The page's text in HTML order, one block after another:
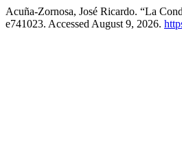
Acuña-Zornosa, José Ricardo. “La
e741023. Accessed August 9, 2026.